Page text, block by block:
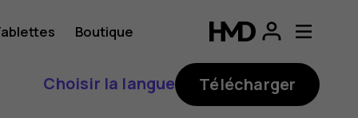
Boutique
Choisir la langue Télécharger